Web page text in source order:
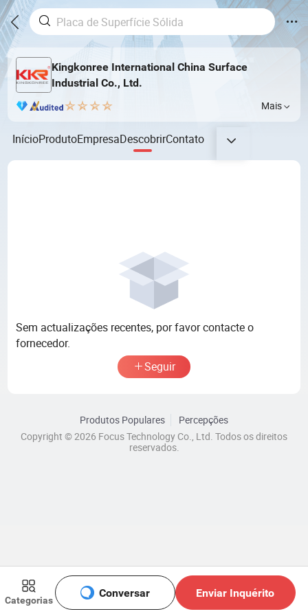
Kingkonree International China Surface
Industrial Co., Ltd.
Mais
InícioProdutoEmpresaDescobrirContato
Categorias
Conversar Enviar Inquérito
Sem actualizações recentes, por favor contacte o
fornecedor.
Seguir
Produtos Populares
Percepções
Copyright © 2026 Focus Technology Co., Ltd. Todos os direitos
reservados.